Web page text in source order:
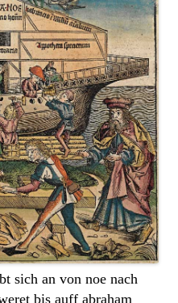
sich an von noe nach
bis auff abraham